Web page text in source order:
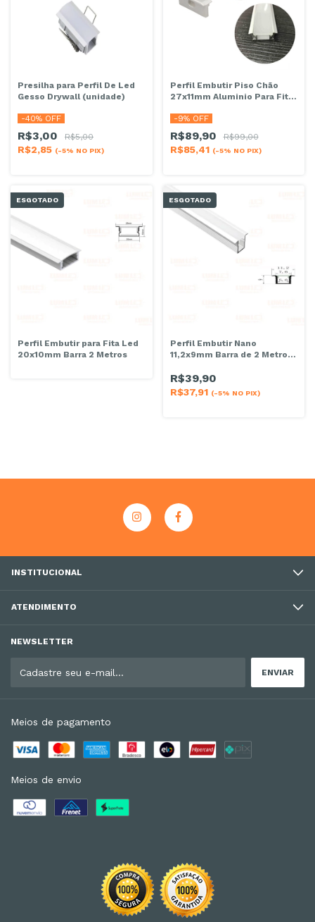
Presilha para Perfil De Led
Gesso Drywall (unidade)
-40% OFF
R$3,00 R$5,00
R$2,85 (-5% NO PIX)
Perfil Embutir Piso Chão
27x11mm Aluminio Para Fita
-9% OFF
R$89,90 R$99,00
R$85,41 (-5% NO PIX)
ESGOTADO
Perfil Embutir para Fita Led
20x10mm Barra 2 Metros
ESGOTADO
Perfil Embutir Nano
11,2x9mm Barra de 2 Metros
R$39,90
R$37,91 (-5% NO PIX)
INSTITUCIONAL
ATENDIMENTO
NEWSLETTER
Meios de pagamento
Meios de envio